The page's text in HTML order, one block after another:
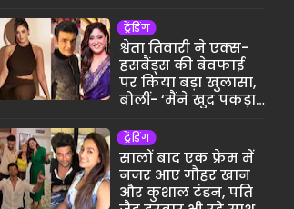
ट्रेंडिंग
श्वेता तिवारी ने एक्स-
हसबैंड्स की बेवफाई
पर किया बड़ा खुलासा,
बोलीं- ‘मैंने खुद पकड़ा
ट्रेंडिंग
सालों बाद एक फ्रेम में
नजर आए गौहर खान
और कुशाल टंडन, पति